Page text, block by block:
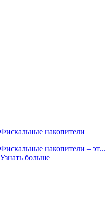
Фискальные накопители
Фискальные накопители – эт...
Узнать больше